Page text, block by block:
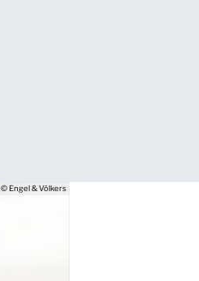
© Engel & Völkers